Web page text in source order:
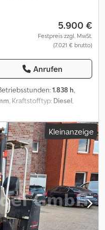
5.900 €
Festpreis zzgl. MwSt.
(7.021 € brutto)
Anrufen
1.838 h,
, Kraftstofftyp: Diesel,
: P19456 M +
an den zuständigen
Lombardini LDW
Ipe Aifef * Nenntragfähigkeit:
10-2018 *
2400 kg * Hydraulisch
eines gebrauchten
an
unter Ausschluss der
Garantie oder
Kleinanzeige